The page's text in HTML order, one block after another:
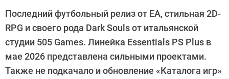
Забубенин
Последний футбольный релиз от EA, стильная 2D-
RPG и своего рода Dark Souls от итальянской
студии 505 Games. Линейка Essentials PS Plus в
мае 2026 представлена сильными проектами.
Также не подкачало и обновление «Каталога игр»